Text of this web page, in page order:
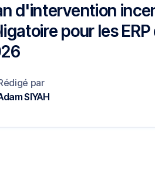
d'intervention
pour les
par
SIYAH